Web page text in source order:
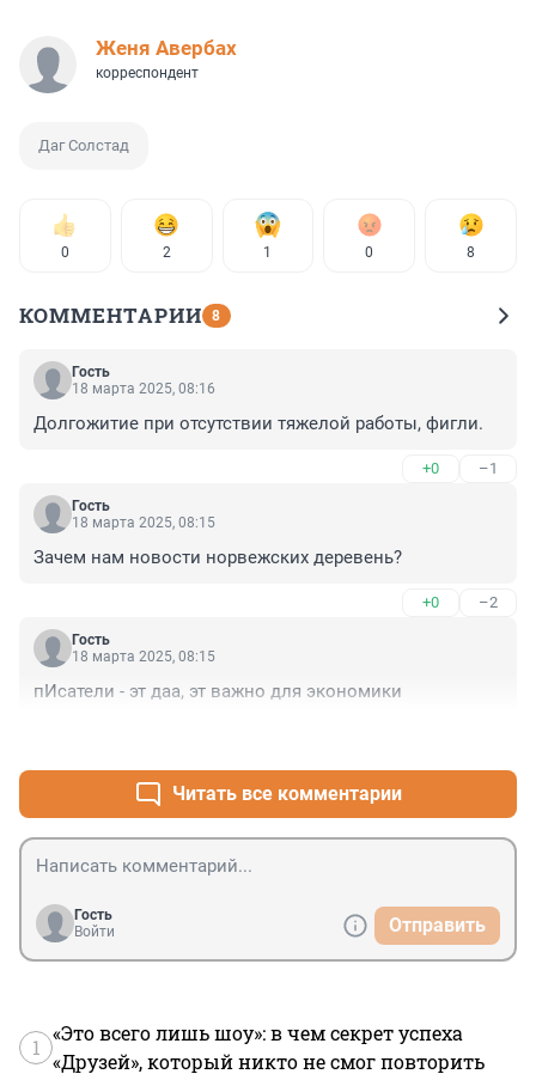
Женя Авербах
корреспондент
Даг Солстад
0 2 1 0 8
КОММЕНТАРИИ 8
Гость
18 марта 2025, 08:16
Долгожитие при отсутствии тяжелой работы, фигли.
+0 –1
Гость
18 марта 2025, 08:15
Зачем нам новости норвежских деревень?
+0 –2
Гость
18 марта 2025, 08:15
пИсатели - эт даа, эт важно для экономики
Читать все комментарии
Гость
Войти
Отправить
1
«Это всего лишь шоу»: в чем секрет успеха
«Друзей», который никто не смог повторить